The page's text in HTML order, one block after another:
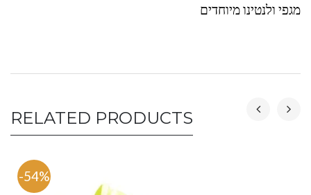
מגפי ולנטינו מיוחדים
RELATED PRODUCTS
-54%